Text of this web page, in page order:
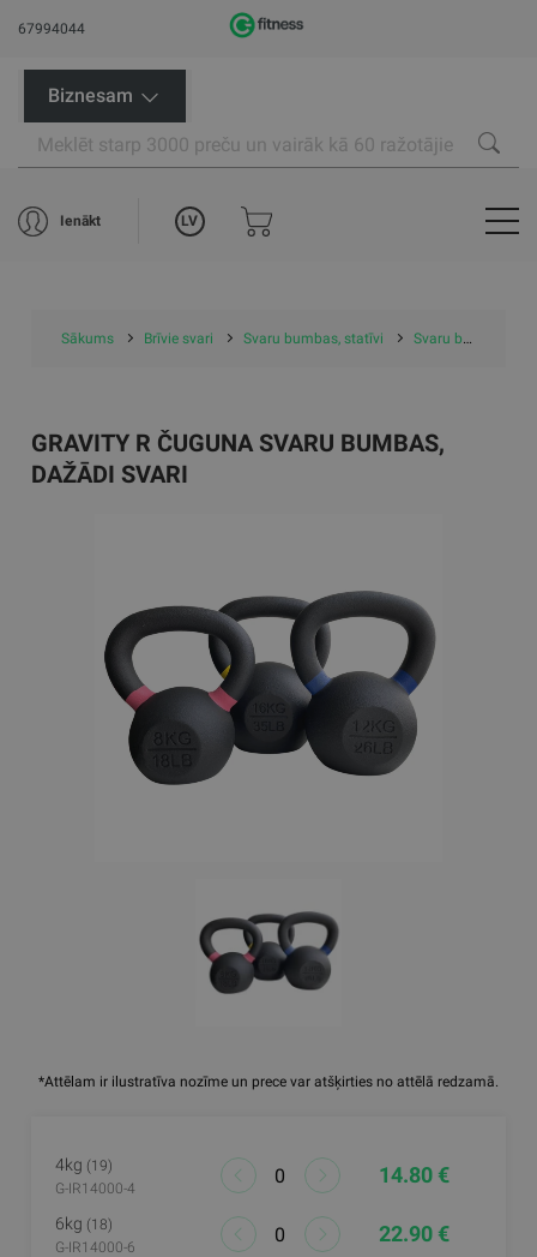
67994044
Biznesam
Ienākt LV
Sākums Brīvie svari Svaru bumbas, statīvi Svaru bumbas
*Attēlam ir ilustratīva nozīme un prece var atšķirties no attēlā redzamā.
GRAVITY R ČUGUNA SVARU BUMBAS,
DAŽĀDI SVARI
4kg (19)
G-IR14000-4
14.80 €
6kg (18)
G-IR14000-6
22.90 €